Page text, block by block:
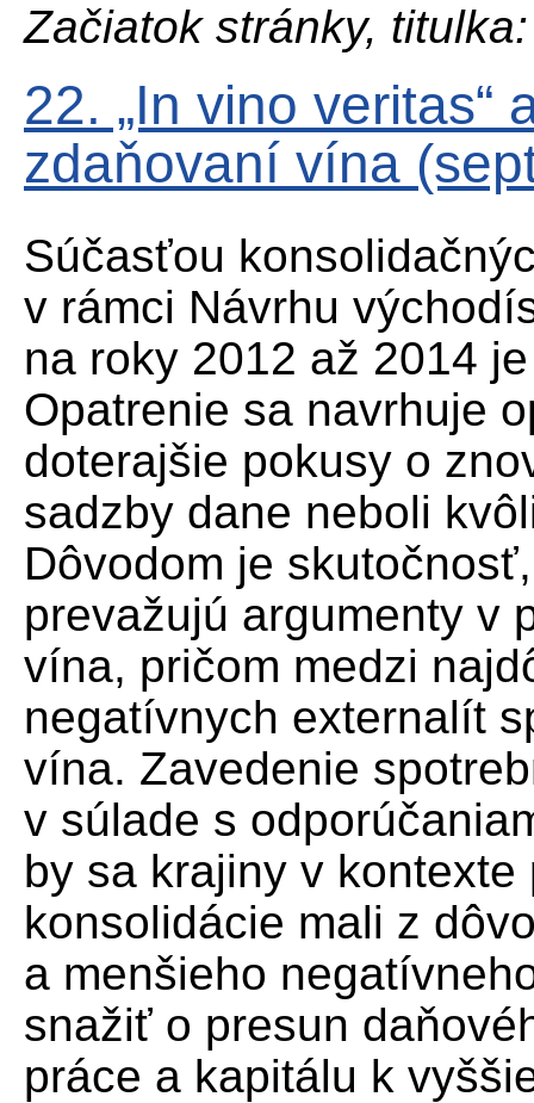
Začiatok stránky, titulka:
22. „In vino veritas“
zdaňovaní vína
Súčasťou
v rámci Návrhu
na roky 2012 až 2014
Opatrenie sa navrhuje
doterajšie pokusy o
sadzby dane neboli
Dôvodom je
prevažujú argumenty v
vína, pričom medzi
negatívnych externalít
vína. Zavedenie
v súlade s
by sa krajiny v
konsolidácie mali z
a menšieho
snažiť o presun
práce a kapitálu k